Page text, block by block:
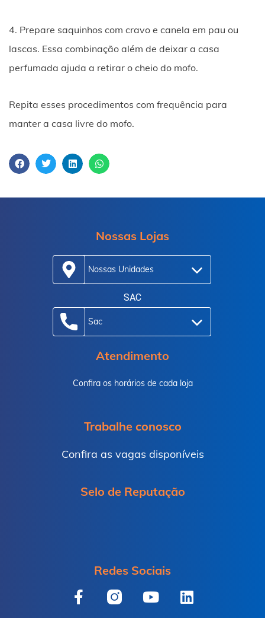
4. Prepare saquinhos com cravo e canela em pau ou
lascas. Essa combinação além de deixar a casa
perfumada ajuda a retirar o cheio do mofo.
Repita esses procedimentos com frequência para
manter a casa livre do mofo.
Nossas Lojas
Nossas Unidades
SAC
Sac
Atendimento
Confira os horários de cada loja
Trabalhe conosco
Confira as vagas disponíveis
Selo de Reputação
Redes Sociais